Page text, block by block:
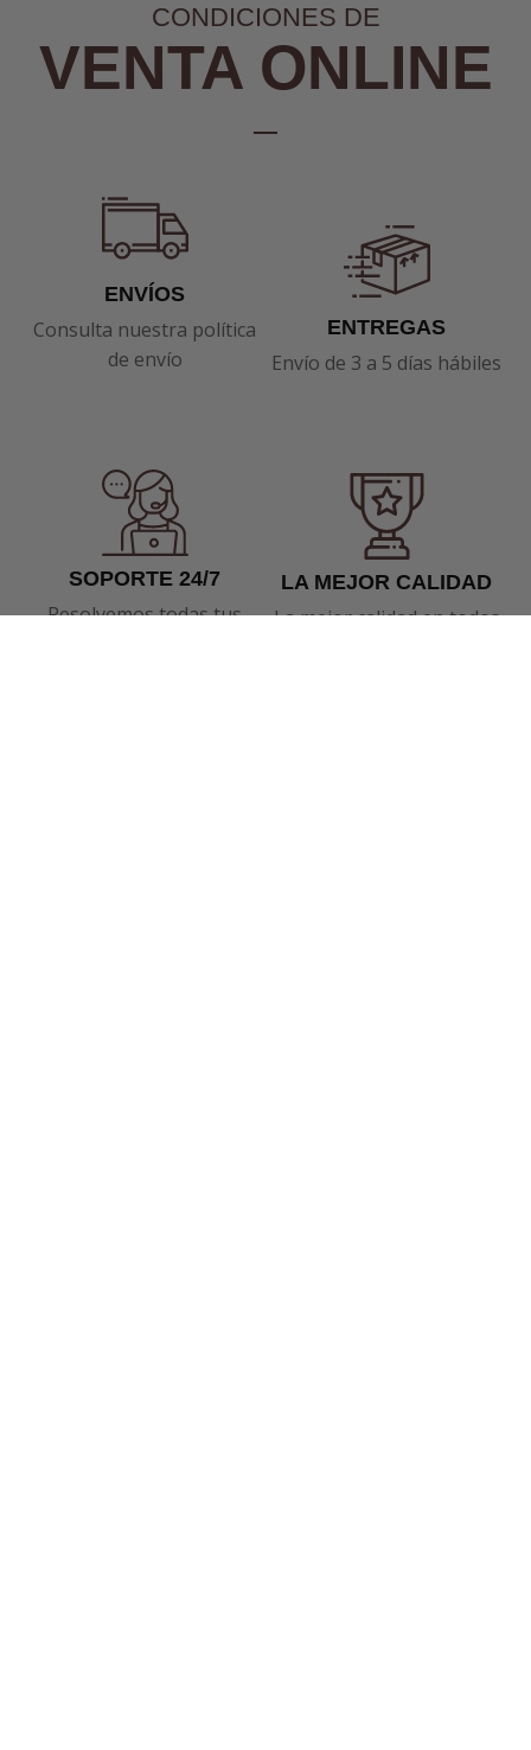
CONDICIONES DE
VENTA ONLINE
ENVÍOS
Consulta nuestra política
de envío
SOPORTE 24/7
Resolvemos todas tus
ENTREGAS
Envío de 3 a 5 días hábiles
LA MEJOR CALIDAD
La mejor calidad en todos